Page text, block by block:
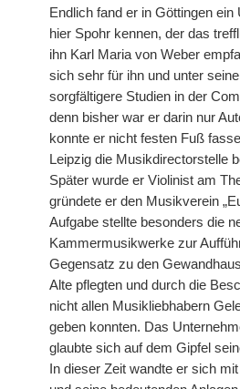
Endlich fand er in Göttingen
hier Spohr kennen, der das
ihn Karl Maria von Weber
sich sehr für ihn und unter
sorgfältigere Studien in der
denn bisher war er darin nur
konnte er nicht festen Fuß
Leipzig die Musikdirectorstelle
Später wurde er Violinist am
gründete er den Musikverein
Aufgabe stellte besonders die
Kammermusikwerke zur
Gegensatz zu den
Alte pflegten und durch die
nicht allen Musikliebhabern
geben konnten. Das
glaubte sich auf dem Gipfel
In dieser Zeit wandte er sich